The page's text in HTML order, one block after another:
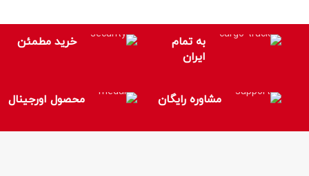
به تمام
ایران
خرید مطمئن
مشاوره رایگان محصول اورجینال